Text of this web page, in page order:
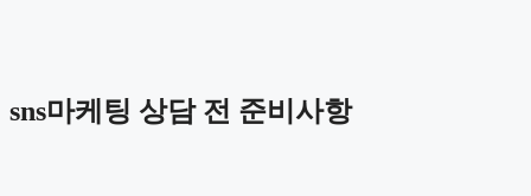
sns마케팅 상담 전 준비사항